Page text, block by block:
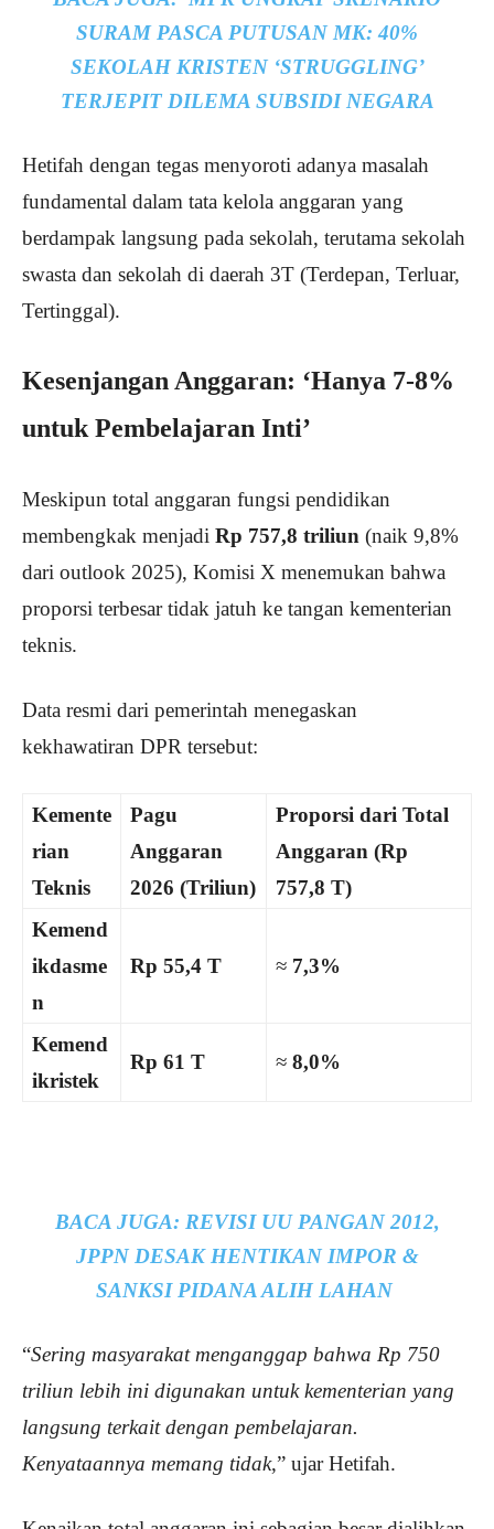
SURAM PASCA PUTUSAN MK: 40%
SEKOLAH KRISTEN ‘STRUGGLING’
TERJEPIT DILEMA SUBSIDI NEGARA
Hetifah dengan tegas menyoroti adanya masalah
fundamental dalam tata kelola anggaran yang
berdampak langsung pada sekolah, terutama sekolah
swasta dan sekolah di daerah 3T (Terdepan, Terluar,
Tertinggal).
Kesenjangan Anggaran: ‘Hanya 7-8%
untuk Pembelajaran Inti’
Meskipun total anggaran fungsi pendidikan
membengkak menjadi Rp 757,8 triliun (naik 9,8%
dari outlook 2025), Komisi X menemukan bahwa
proporsi terbesar tidak jatuh ke tangan kementerian
teknis.
Data resmi dari pemerintah menegaskan
kekhawatiran DPR tersebut:
Kemente
rian
Teknis
Pagu
Anggaran
2026 (Triliun)
Proporsi dari Total
Anggaran (Rp
757,8 T)
Kemend
ikdasme
n
Rp 55,4 T ≈ 7,3%
Kemend
ikristek
Rp 61 T ≈ 8,0%
BACA JUGA: REVISI UU PANGAN 2012,
JPPN DESAK HENTIKAN IMPOR &
SANKSI PIDANA ALIH LAHAN
“Sering masyarakat menganggap bahwa Rp 750
triliun lebih ini digunakan untuk kementerian yang
langsung terkait dengan pembelajaran.
Kenyataannya memang tidak,” ujar Hetifah.